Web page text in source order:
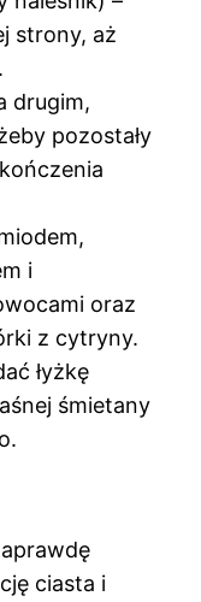
strony, aż
drugim,
pozostały
i
oraz
z cytryny.
łyżkę
śmietany
ciasta i